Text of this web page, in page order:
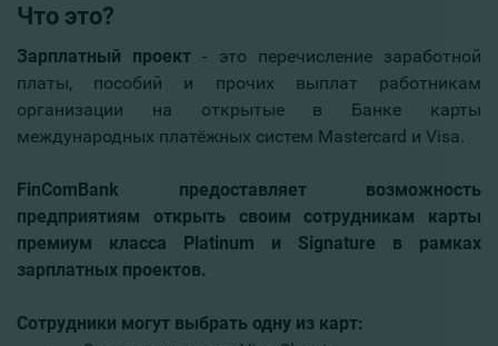
Что это?
Зарплатный проект - это перечисление заработной
платы, пособий и прочих выплат работникам
организации на открытые в Банке карты
международных платёжных систем Mastercard и Visa.
FinComBank предоставляет возможность
предприятиям открыть своим сотрудникам карты
премиум класса Platinum и Signature в рамках
зарплатных проектов.
Сотрудники могут выбрать одну из карт: